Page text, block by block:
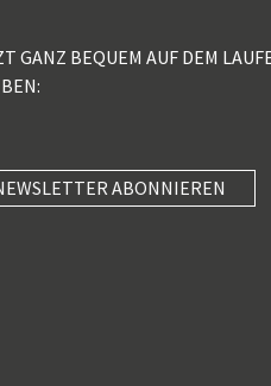
GANZ BEQUEM AUF DEM
ABONNIEREN